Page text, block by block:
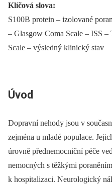
Klíčová slova:
S100B protein –⁠ izolované
–⁠ Glasgow Coma Scale –⁠ ISS
Scale –⁠ výsledný klinický stav
Úvod
Dopravní nehody jsou v
zejména u mladé populace.
úrovně přednemocniční péče
nemocných s těžkými
k hospitalizaci. Neurologický